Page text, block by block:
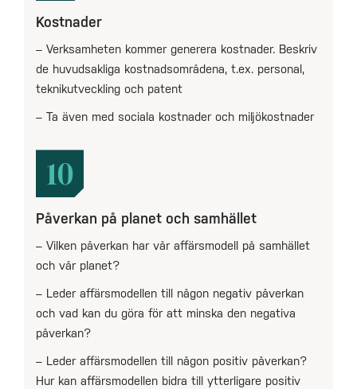
Kostnader
– Verksamheten kommer generera kostnader. Beskriv
de huvudsakliga kostnadsområdena, t.ex. personal,
teknikutveckling och patent
– Ta även med sociala kostnader och miljökostnader
10
Påverkan på planet och samhället
– Vilken påverkan har vår affärsmodell på samhället
och vår planet?
– Leder affärsmodellen till någon negativ påverkan
och vad kan du göra för att minska den negativa
påverkan?
– Leder affärsmodellen till någon positiv påverkan?
Hur kan affärsmodellen bidra till ytterligare positiv